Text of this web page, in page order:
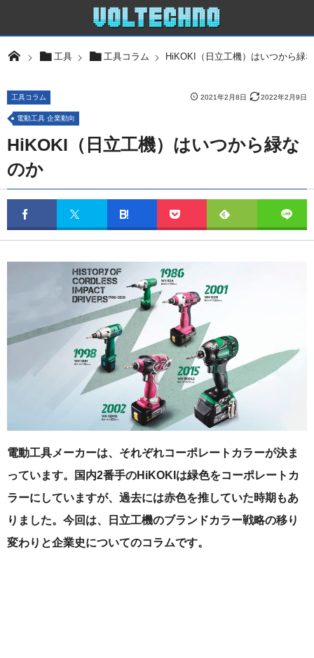
工具 工具コラム HiKOKI（日立工機）はいつから緑
2021年2月8日 2022年2月9日
工具コラム
電動工具 企業動向
HiKOKI（日立工機）はいつから緑な
のか
電動工具メーカーは、それぞれコーポレートカラーが決ま
っています。国内2番手のHiKOKIは緑色をコーポレートカ
ラーにしていますが、過去には赤色を推していた時期もあ
りました。今回は、日立工機のブランドカラー戦略の移り
変わりと企業史についてのコラムです。